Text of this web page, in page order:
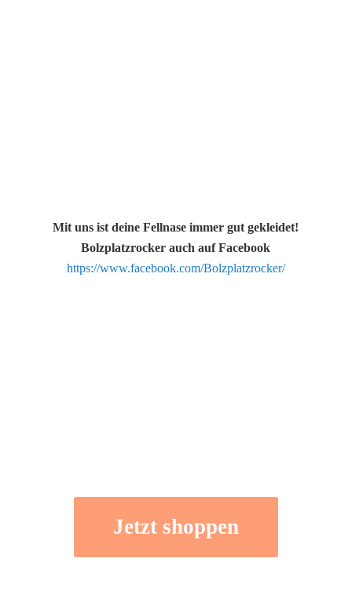
Mit uns ist deine Fellnase immer gut gekleidet!
Bolzplatzrocker auch auf Facebook
https://www.facebook.com/Bolzplatzrocker/
Jetzt shoppen